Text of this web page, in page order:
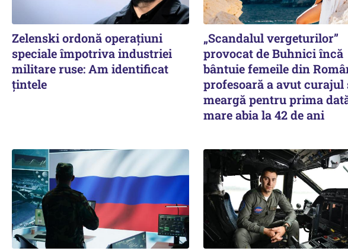
Zelenski ordonă operațiuni
speciale împotriva industriei
militare ruse: Am identificat
țintele
„Scandalul vergeturilor”
provocat de Buhnici încă
bântuie femeile din
profesoară a avut curajul
meargă pentru prima
mare abia la 42 de ani